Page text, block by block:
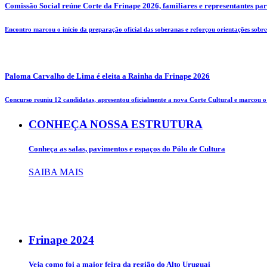
Comissão Social reúne Corte da Frinape 2026, familiares e representantes
Encontro marcou o início da preparação oficial das soberanas e reforçou orientações
Paloma Carvalho de Lima é eleita a Rainha da Frinape 2026
Concurso reuniu 12 candidatas, apresentou oficialmente a nova Corte Cultural e marcou
CONHEÇA NOSSA ESTRUTURA
Conheça as salas, pavimentos e espaços do Pólo de Cultura
SAIBA MAIS
Frinape 2024
Veja como foi a maior feira da região do Alto Uruguai